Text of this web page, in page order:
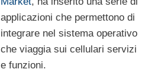
applicazioni che permettono di
integrare nel sistema operativo
che viaggia sui cellulari servizi
e funzioni.